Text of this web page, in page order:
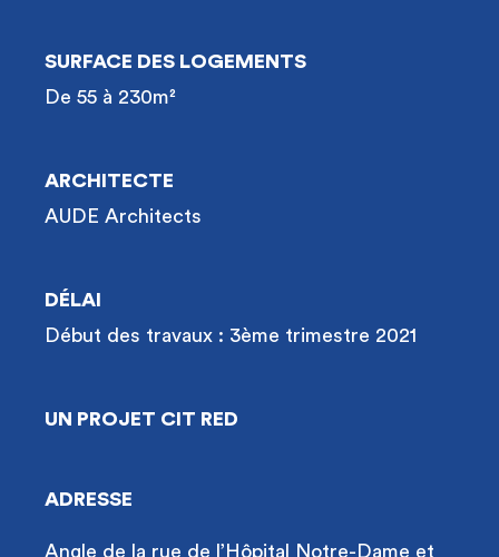
SURFACE DES LOGEMENTS
De 55 à 230m²
ARCHITECTE
AUDE Architects
DÉLAI
Début des travaux : 3ème trimestre 2021
UN PROJET CIT RED
ADRESSE
Angle de la rue de l’Hôpital Notre-Dame et